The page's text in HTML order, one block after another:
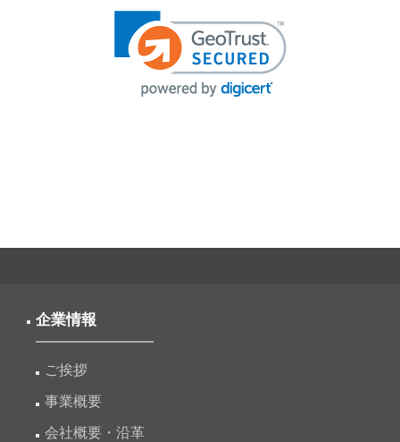
企業情報
ご挨拶
事業概要
会社概要・沿革